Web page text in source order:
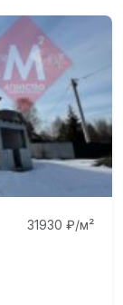
31930 ₽/м²